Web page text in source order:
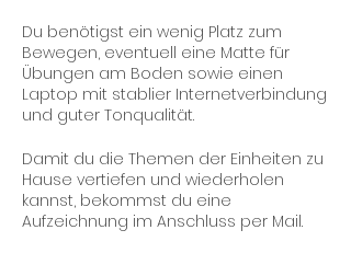
Du benötigst ein wenig Platz zum
Bewegen, eventuell eine Matte für
Übungen am Boden sowie einen
Laptop mit stablier Internetverbindung
und guter Tonqualität.
Damit du die Themen der Einheiten zu
Hause vertiefen und wiederholen
kannst, bekommst du eine
Aufzeichnung im Anschluss per Mail.